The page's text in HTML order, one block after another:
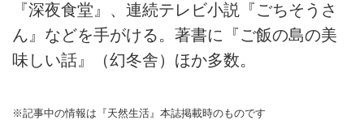
『深夜食堂』、連続テレビ小説『ごちそうさ
ん』などを手がける。著書に『ご飯の島の美
味しい話』（幻冬舎）ほか多数。
※記事中の情報は『天然生活』本誌掲載時のものです